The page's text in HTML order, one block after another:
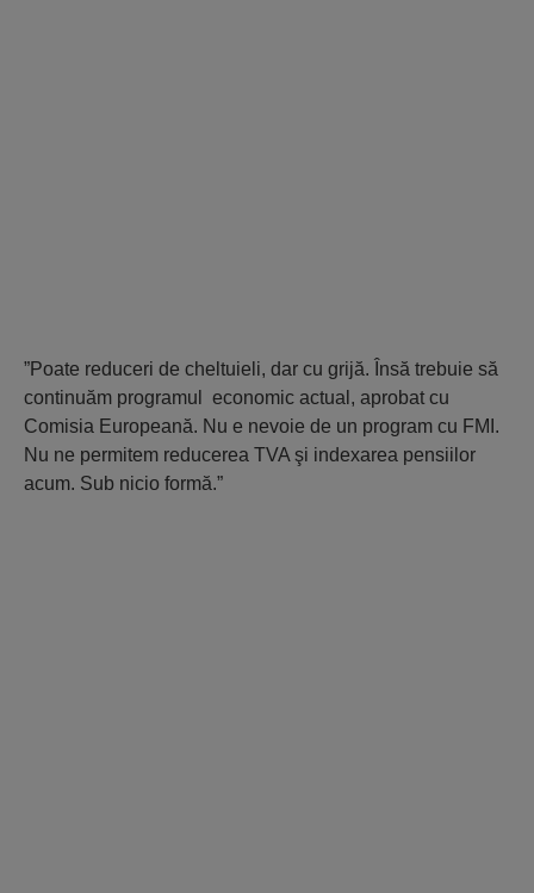
”Poate reduceri de cheltuieli, dar cu grijă. Însă trebuie să
continuăm programul economic actual, aprobat cu
Comisia Europeană. Nu e nevoie de un program cu FMI.
Nu ne permitem reducerea TVA şi indexarea pensiilor
acum. Sub nicio formă.”